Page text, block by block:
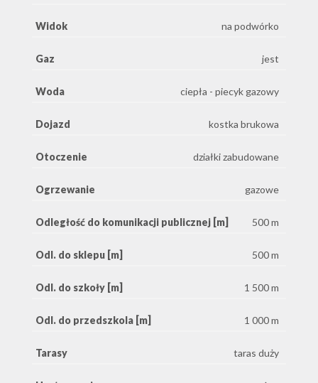
Widok na podwórko
Gaz jest
Woda ciepła - piecyk gazowy
Dojazd kostka brukowa
Otoczenie działki zabudowane
Ogrzewanie gazowe
Odległość do komunikacji publicznej [m] 500 m
Odl. do sklepu [m] 500 m
Odl. do szkoły [m] 1 500 m
Odl. do przedszkola [m] 1 000 m
Tarasy taras duży